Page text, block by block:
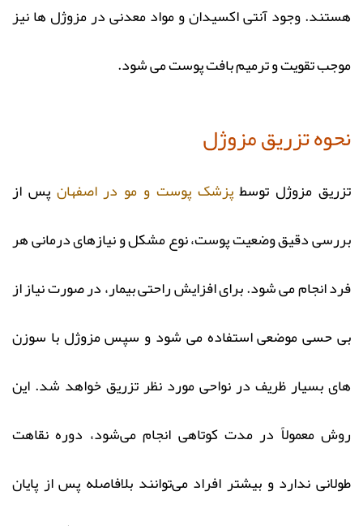
هستند. وجود آنتی اکسیدان و مواد معدنی در مزوژل ها نیز
موجب تقویت و ترمیم بافت پوست می‌ شود.
نحوه تزریق مزوژل
تزریق مزوژل توسطپزشک پوست و مو در اصفهانپس از
بررسی دقیق وضعیت پوست، نوع مشکل و نیازهای درمانی هر
فرد انجام می‌ شود. برای افزایش راحتی بیمار، در صورت نیاز از
بی‌ حسی موضعی استفاده می‌ شود و سپس مزوژل با سوزن‌
های بسیار ظریف در نواحی مورد نظر تزریق خواهد شد. این
روش معمولاً در مدت کوتاهی انجام می‌شود، دوره نقاهت
طولانی ندارد و بیشتر افراد می‌توانند بلافاصله پس از پایان